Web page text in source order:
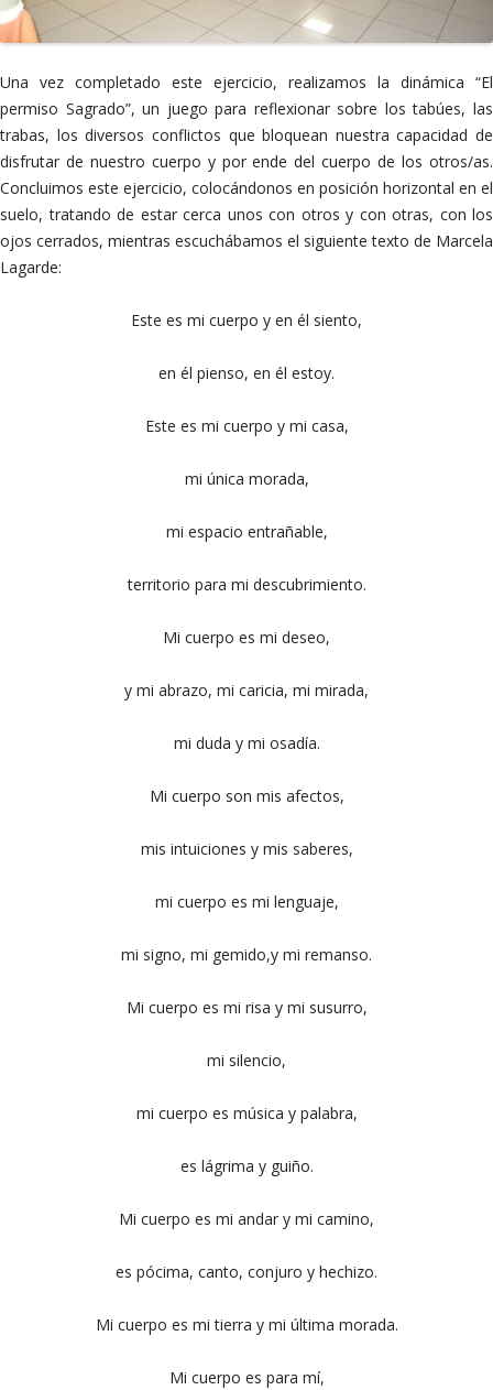
Una vez completado este ejercicio, realizamos la dinámica “El
permiso Sagrado”, un juego para reflexionar sobre los tabúes, las
trabas, los diversos conflictos que bloquean nuestra capacidad de
disfrutar de nuestro cuerpo y por ende del cuerpo de los otros/as.
Concluimos este ejercicio, colocándonos en posición horizontal en el
suelo, tratando de estar cerca unos con otros y con otras, con los
ojos cerrados, mientras escuchábamos el siguiente texto de Marcela
Lagarde:
Este es mi cuerpo y en él siento,
en él pienso, en él estoy.
Este es mi cuerpo y mi casa,
mi única morada,
mi espacio entrañable,
territorio para mi descubrimiento.
Mi cuerpo es mi deseo,
y mi abrazo, mi caricia, mi mirada,
mi duda y mi osadía.
Mi cuerpo son mis afectos,
mis intuiciones y mis saberes,
mi cuerpo es mi lenguaje,
mi signo, mi gemido,y mi remanso.
Mi cuerpo es mi risa y mi susurro,
mi silencio,
mi cuerpo es música y palabra,
es lágrima y guiño.
Mi cuerpo es mi andar y mi camino,
es pócima, canto, conjuro y hechizo.
Mi cuerpo es mi tierra y mi última morada.
Mi cuerpo es para mí,